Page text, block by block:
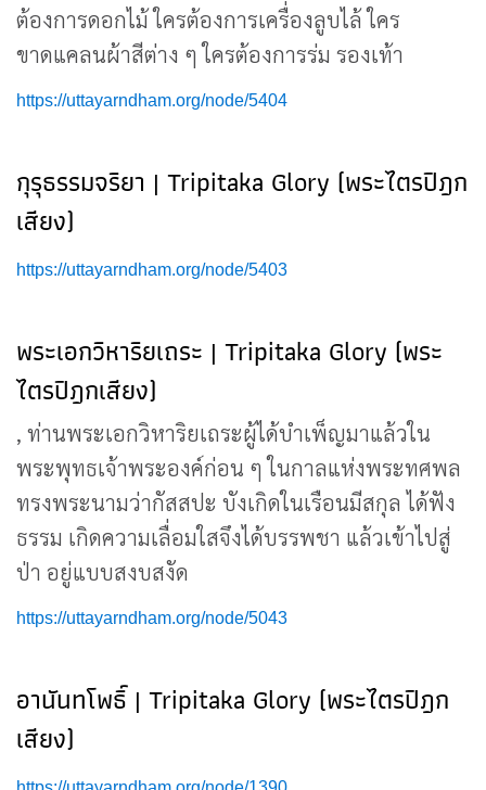
ต้องการดอกไม้ ใครต้องการเครื่องลูบไล้ ใคร
ขาดแคลนผ้าสีต่าง ๆ ใครต้องการร่ม รองเท้า
https://uttayarndham.org/node/5404
กุรุธรรมจริยา | Tripitaka Glory (พระไตรปิฎก
เสียง)
https://uttayarndham.org/node/5403
พระเอกวิหาริยเถระ | Tripitaka Glory (พระ
ไตรปิฎกเสียง)
, ท่านพระเอกวิหาริยเถระผู้ได้บำเพ็ญมาแล้วใน
พระพุทธเจ้าพระองค์ก่อน ๆ ในกาลแห่งพระทศพล
ทรงพระนามว่ากัสสปะ บังเกิดในเรือนมีสกุล ได้ฟัง
ธรรม เกิดความเลื่อมใสจึงได้บรรพชา แล้วเข้าไปสู่
ป่า อยู่แบบสงบสงัด
https://uttayarndham.org/node/5043
อานันทโพธิ์ | Tripitaka Glory (พระไตรปิฎก
เสียง)